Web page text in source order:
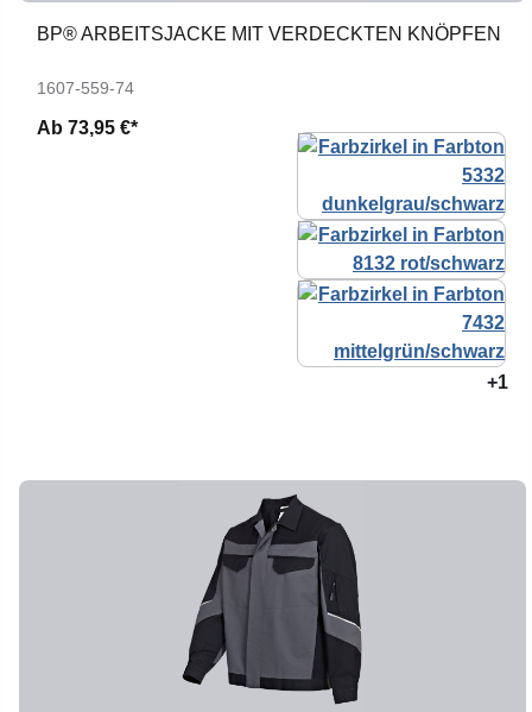
BP® ARBEITSJACKE MIT VERDECKTEN KNÖPFEN
1607-559-74
Ab 73,95 €*
+1